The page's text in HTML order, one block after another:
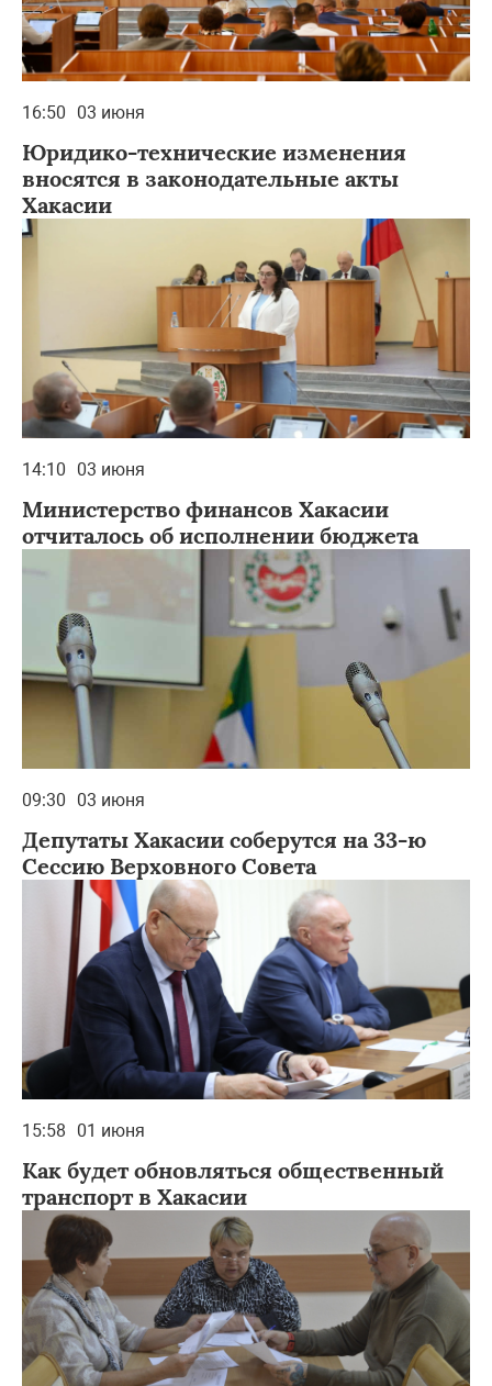
16:50 03 июня
Юридико-технические изменения
вносятся в законодательные акты
Хакасии
14:10 03 июня
Министерство финансов Хакасии
отчиталось об исполнении бюджета
09:30 03 июня
Депутаты Хакасии соберутся на 33-ю
Сессию Верховного Совета
15:58 01 июня
Как будет обновляться общественный
транспорт в Хакасии